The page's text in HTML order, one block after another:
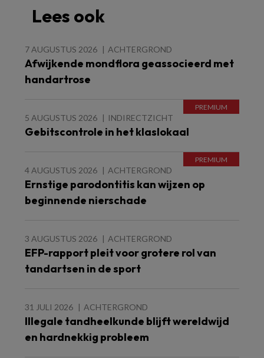
Lees ook
7 AUGUSTUS 2026 ACHTERGROND
Afwijkende mondflora geassocieerd met
handartrose
5 AUGUSTUS 2026 INDIRECTZICHT
Gebitscontrole in het klaslokaal
4 AUGUSTUS 2026 ACHTERGROND
Ernstige parodontitis kan wijzen op
beginnende nierschade
3 AUGUSTUS 2026 ACHTERGROND
EFP-rapport pleit voor grotere rol van
tandartsen in de sport
31 JULI 2026 ACHTERGROND
Illegale tandheelkunde blijft wereldwijd
en hardnekkig probleem